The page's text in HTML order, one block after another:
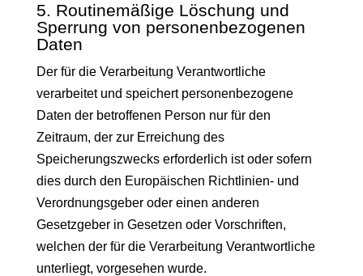
5. Routinemäßige Löschung und
Sperrung von personenbezogenen
Daten
Der für die Verarbeitung Verantwortliche
verarbeitet und speichert personenbezogene
Daten der betroffenen Person nur für den
Zeitraum, der zur Erreichung des
Speicherungszwecks erforderlich ist oder sofern
dies durch den Europäischen Richtlinien- und
Verordnungsgeber oder einen anderen
Gesetzgeber in Gesetzen oder Vorschriften,
welchen der für die Verarbeitung Verantwortliche
unterliegt, vorgesehen wurde.